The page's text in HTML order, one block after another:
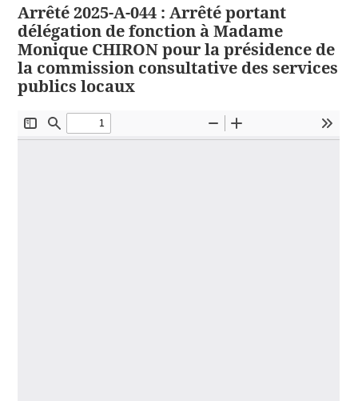
Arrêté 2025-A-044 : Arrêté portant
délégation de fonction à Madame
Monique CHIRON pour la présidence de
la commission consultative des services
publics locaux